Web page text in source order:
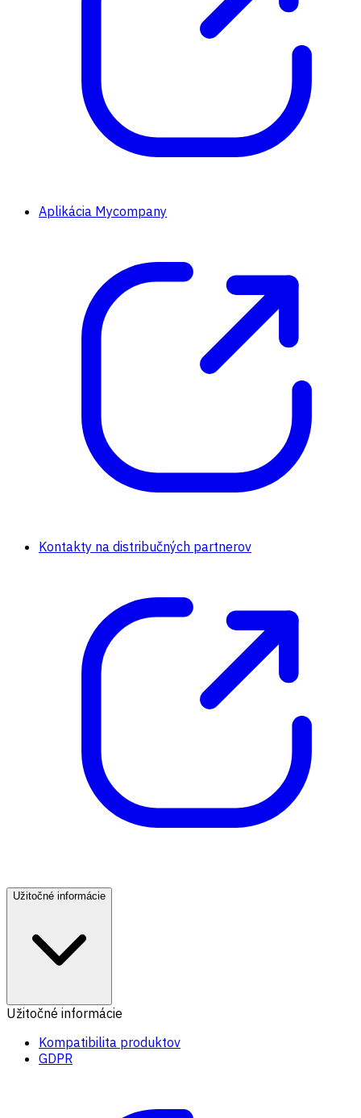
Aplikácia Mycompany
Kontakty na distribučných partnerov
Užitočné informácie
Užitočné informácie
Kompatibilita produktov
GDPR